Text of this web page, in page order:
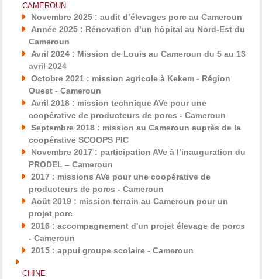
CAMEROUN
Novembre 2025 : audit d’élevages porc au Cameroun
Année 2025 : Rénovation d’un hôpital au Nord-Est du
Cameroun
Avril 2024 : Mission de Louis au Cameroun du 5 au 13
avril 2024
Octobre 2021 : mission agricole à Kekem - Région
Ouest - Cameroun
Avril 2018 : mission technique AVe pour une
coopérative de producteurs de porcs - Cameroun
Septembre 2018 : mission au Cameroun auprès de la
coopérative SCOOPS PIC
Novembre 2017 : participation AVe à l’inauguration du
PRODEL – Cameroun
2017 : missions AVe pour une coopérative de
producteurs de porcs - Cameroun
Août 2019 : mission terrain au Cameroun pour un
projet porc
2016 : accompagnement d'un projet élevage de porcs
- Cameroun
2015 : appui groupe scolaire - Cameroun
CHINE